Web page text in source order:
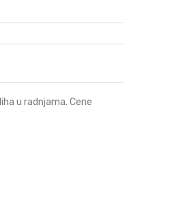
u radnjama. Cene